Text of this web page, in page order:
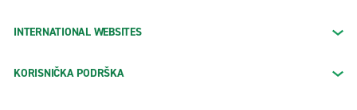
INTERNATIONAL WEBSITES
KORISNIČKA PODRŠKA